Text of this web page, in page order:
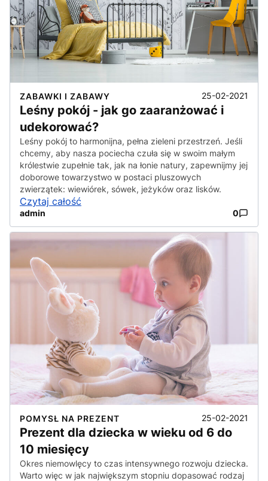
ZABAWKI I ZABAWY 25-02-2021
Leśny pokój - jak go zaaranżować i
udekorować?
Leśny pokój to harmonijna, pełna zieleni przestrzeń. Jeśli
chcemy, aby nasza pociecha czuła się w swoim małym
królestwie zupełnie tak, jak na łonie natury, zapewnijmy jej
doborowe towarzystwo w postaci pluszowych
zwierzątek: wiewiórek, sówek, jeżyków oraz lisków.
Czytaj całość
admin 0
POMYSŁ NA PREZENT 25-02-2021
Prezent dla dziecka w wieku od 6 do
10 miesięcy
Okres niemowlęcy to czas intensywnego rozwoju dziecka.
Warto więc w jak największym stopniu dopasować rodzaj